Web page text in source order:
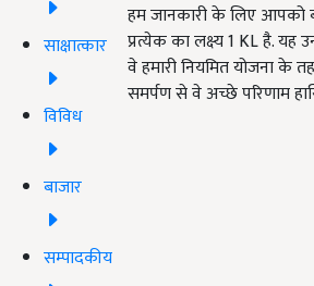
साक्षात्कार
विविध
बाजार
सम्पादकीय
हम जानकारी के लिए आपको
प्रत्येक का लक्ष्य 1 KLहै. यह
वे हमारी नियमित योजना
समर्पण से वे अच्छे परिणाम